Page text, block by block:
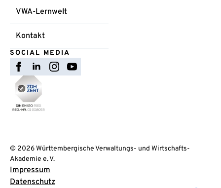
VWA-Lernwelt
Kontakt
SOCIAL MEDIA
© 2026 Württembergische Verwaltungs- und Wirtschafts-
Akademie e. V.
Impressum
Datenschutz